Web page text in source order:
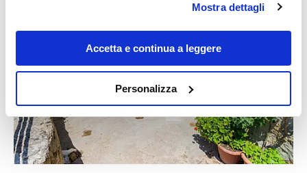
modificare o revocare il proprio consenso in qualsiasi
momento dalla Dichiarazione sui cookie o facendo clic
sull'icona di attivazione della privacy.
raccogliere informazioni sulla tua posizione
geografica, con un'approssimazione di qualche
metro,
Identificare il tuo dispositivo, scansionandolo
attivamente alla ricerca di caratteristiche specifiche
Mostra dettagli
Accetta e continua a leggere
Personalizza